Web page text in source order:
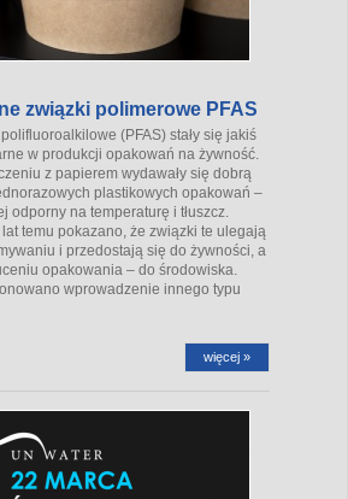
związki polimerowe PFAS
(PFAS) stały się jakiś
w produkcji opakowań na żywność.
z papierem wydawały się dobrą
plastikowych opakowań –
odporny na temperaturę i tłuszcz.
temu pokazano, że związki te ulegają
i przedostają się do żywności, a
opakowania – do środowiska.
wprowadzenie innego typu
więcej »